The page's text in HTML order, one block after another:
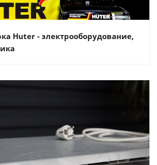
Huter - электрооборудование,